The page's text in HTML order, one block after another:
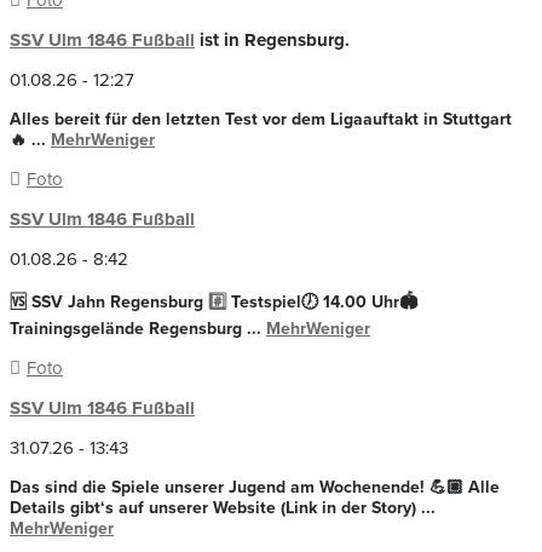
SSV Ulm 1846 Fußball ist in Regensburg.
01.08.26 - 12:27
Alles bereit für den letzten Test vor dem Ligaauftakt in Stuttgart
🔥 ... MehrWeniger
Foto
SSV Ulm 1846 Fußball
01.08.26 - 8:42
🆚 SSV Jahn Regensburg #️ ⃣ Testspiel🕖 14.00 Uhr🏟️
Trainingsgelände Regensburg ... MehrWeniger
Foto
SSV Ulm 1846 Fußball
31.07.26 - 13:43
Das sind die Spiele unserer Jugend am Wochenende! 💪🏼 Alle
Details gibt‘s auf unserer Website (Link in der Story) ...
MehrWeniger